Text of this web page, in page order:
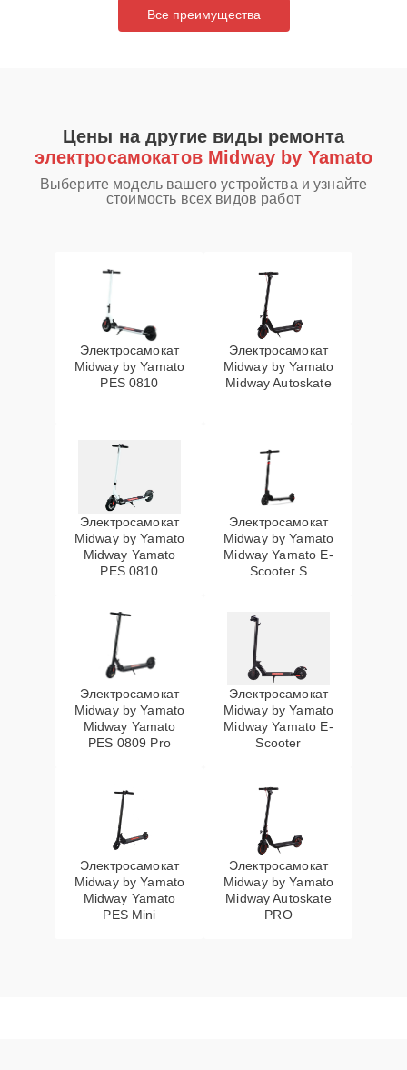
Все преимущества
Цены на другие виды ремонта
электросамокатов Midway by Yamato
Выберите модель вашего устройства и узнайте
стоимость всех видов работ
Электросамокат
Midway by Yamato
PES 0810
Электросамокат
Midway by Yamato
Midway Autoskate
Электросамокат
Midway by Yamato
Midway Yamato
PES 0810
Электросамокат
Midway by Yamato
Midway Yamato E-
Scooter S
Электросамокат
Midway by Yamato
Midway Yamato
PES 0809 Pro
Электросамокат
Midway by Yamato
Midway Yamato E-
Scooter
Электросамокат
Midway by Yamato
Midway Yamato
PES Mini
Электросамокат
Midway by Yamato
Midway Autoskate
PRO